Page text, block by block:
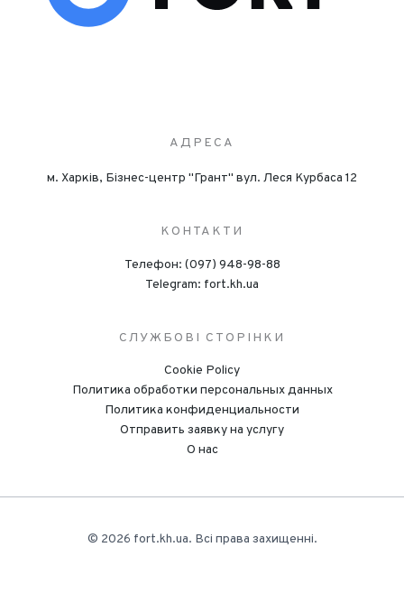
АДРЕСА
м. Харків, Бізнес-центр "Грант" вул. Леся Курбаса 12
КОНТАКТИ
Телефон: (097) 948-98-88
Telegram: fort.kh.ua
СЛУЖБОВІ СТОРІНКИ
Cookie Policy
Политика обработки персональных данных
Политика конфиденциальности
Отправить заявку на услугу
О нас
© 2026 fort.kh.ua. Всі права захищенні.